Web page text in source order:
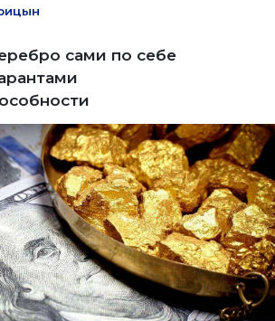
сами по себе